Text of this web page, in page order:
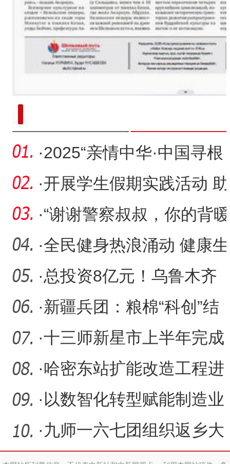
·2025“亲情中华·中国寻根
之旅”夏令营新疆兵团营
·开展学生假期实践活动 助
力青少年健康成长
·“谢谢警察叔叔，你的背暖
暖的”
·全民健身热浪涌动 健康生
活绘就新篇
·总投资8亿元！乌鲁木齐
文商旅综合体 1 就在第十
二
·新疆兵团：粮棉“科创”结
硕果
·十三师新星市上半年完成
固定资产投资同比增
27.1%
·哈密东站扩能改造工程进
入铺轨阶段
·以数智化转型赋能制造业
绿色低碳发展
·九师一六七团组织返乡大